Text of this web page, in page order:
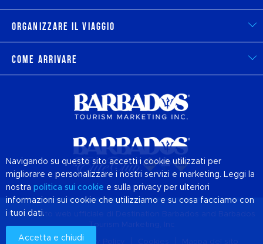
Organizzare il viaggio
Come arrivare
© 2026 Sito web ufficiale di Destination
Tourism Marketing, Inc
Chi siamo Privacy Policy
Navigando su questo sito accetti i cookie utilizzati per
migliorare e personalizzare i nostri servizi e marketing. Leggi la
nostra politica sui cookie e sulla privacy per ulteriori
informazioni sui cookie che utilizziamo e su cosa facciamo con
i tuoi dati.
Accetta e chiudi